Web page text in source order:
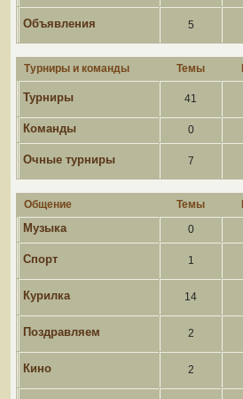
Объявления 5
Турниры и команды Темы
Турниры 41
Команды 0
Очные турниры 7
Общение Темы
Музыка 0
Спорт 1
Курилка 14
Поздравляем 2
Кино 2